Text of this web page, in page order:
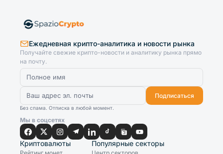
Ежедневная крипто-аналитика и новости рынка
Получайте свежие крипто-новости и аналитику рынка прямо
на почту.
Подписаться
Без спама. Отписка в любой момент.
Мы в соцсетях
Криптовалюты Популярные секторы